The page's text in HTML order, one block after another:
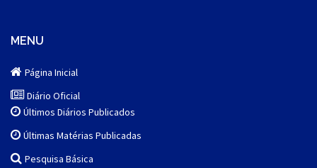
MENU
Página Inicial
Diário Oficial
Últimos Diários Publicados
Últimas Matérias Publicadas
Pesquisa Básica